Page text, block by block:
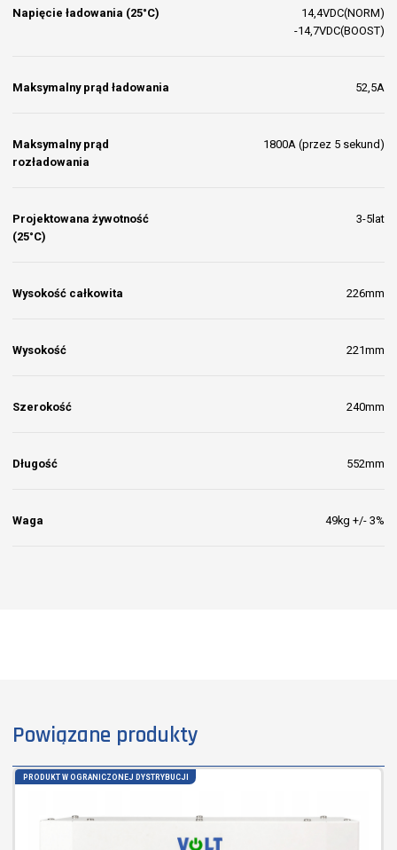
Napięcie ładowania (25°C)
14,4VDC(NORM)
-14,7VDC(BOOST)
Maksymalny prąd ładowania 52,5A
Maksymalny prąd
rozładowania
1800A (przez 5 sekund)
Projektowana żywotność
(25°C)
3-5lat
Wysokość całkowita 226mm
Wysokość 221mm
Szerokość 240mm
Długość 552mm
Waga 49kg +/- 3%
Powiązane produkty
PRODUKT W OGRANICZONEJ DYSTRYBUCJI